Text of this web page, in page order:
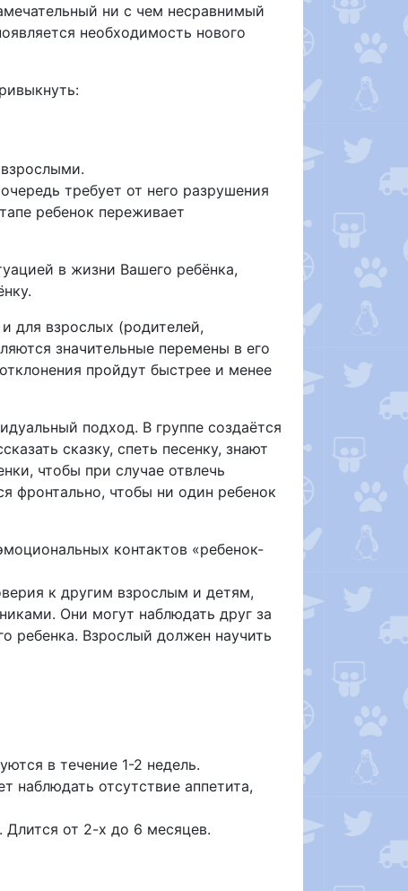
ни с чем несравнимый
необходимость нового
требует от него разрушения
ребенок переживает
в жизни Вашего ребёнка,
для взрослых (родителей,
значительные перемены в его
пройдут быстрее и менее
подход. В группе создаётся
сказку, спеть песенку, знают
чтобы при случае отвлечь
фронтально, чтобы ни один ребенок
контактов «ребенок-
к другим взрослым и детям,
Они могут наблюдать друг за
ребенка. Взрослый должен научить
в течение 1-2 недель.
отсутствие аппетита,
Длится от 2-х до 6 месяцев.